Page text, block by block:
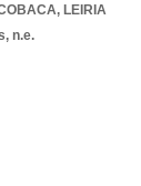
, LEIRIA
n.e.